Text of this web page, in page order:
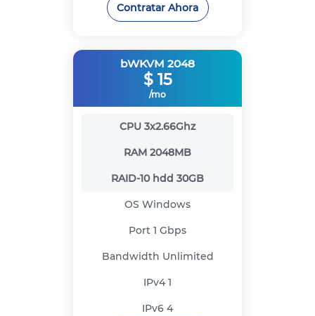
Contratar Ahora
bWKVM 2048
$ 15
/mo
CPU 3x2.66Ghz
RAM 2048MB
RAID-10 hdd 30GB
OS Windows
Port 1 Gbps
Bandwidth Unlimited
IPv41
IPv6 4